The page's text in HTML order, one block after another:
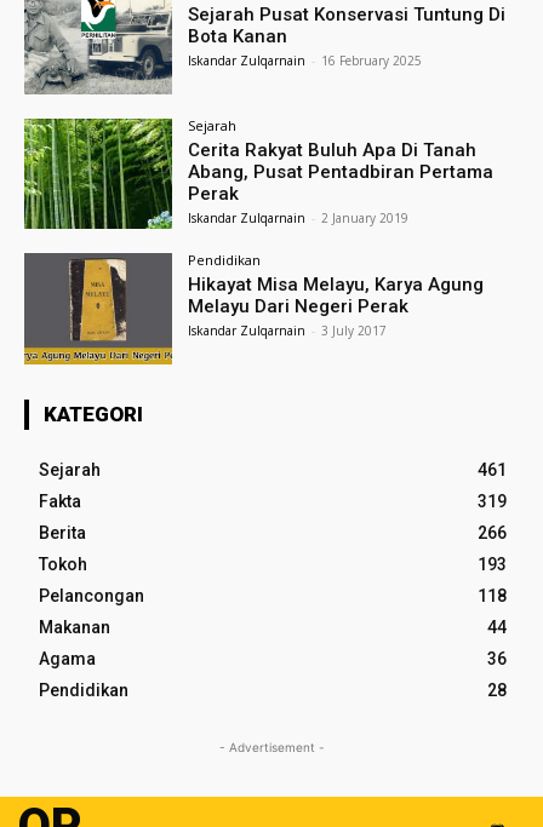
Sejarah Pusat Konservasi Tuntung Di
Bota Kanan
Iskandar Zulqarnain - 16 February 2025
Sejarah
Cerita Rakyat Buluh Apa Di Tanah
Abang, Pusat Pentadbiran Pertama
Perak
Iskandar Zulqarnain - 2 January 2019
Pendidikan
Hikayat Misa Melayu, Karya Agung
Melayu Dari Negeri Perak
Iskandar Zulqarnain - 3 July 2017
KATEGORI
Sejarah
461
Fakta
319
Berita
266
Tokoh
193
Pelancongan
118
Makanan
44
Agama
36
Pendidikan
28
- Advertisement -